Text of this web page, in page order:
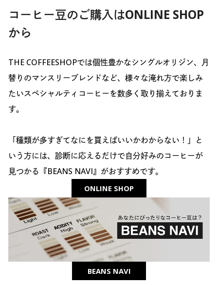
コーヒー豆のご購入はONLINE SHOP
から
THE COFFEESHOPでは個性豊かなシングルオリジン、月
替りのマンスリーブレンドなど、様々な淹れ方で楽しみ
たいスペシャルティコーヒーを数多く取り揃えておりま
す。
「種類が多すぎてなにを買えばいいかわからない！」と
いう方には、診断に応えるだけで自分好みのコーヒーが
見つかる『BEANS NAVI』がおすすめです。
ONLINE SHOP
BEANS NAVI